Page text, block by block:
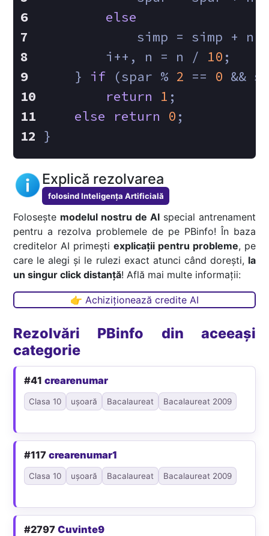
else
simp = simp + n
        i++, n = n /
10 ;
    }
if (spar % 2 == 0 &&
return
1 ;
else
return 0 ;
}
Explică rezolvarea
folosind Inteligența Artificială
Folosește modelul nostru de AIspecial antrenament
pentru a rezolva problemele de pe PBinfo! În baza
creditelor AI primești explicații pentru probleme, pe
care le alegi și le rulezi exact atunci când dorești, la
un singur click distanță! Află mai multe informații:
👉 Achiziționează credite AI
Rezolvări PBinfo din aceeași
categorie
#41crearenumar
Clasa 10 ușoară Bacalaureat Bacalaureat 2009
#117crearenumar1
Clasa 10 ușoară Bacalaureat Bacalaureat 2009
#2797Cuvinte9